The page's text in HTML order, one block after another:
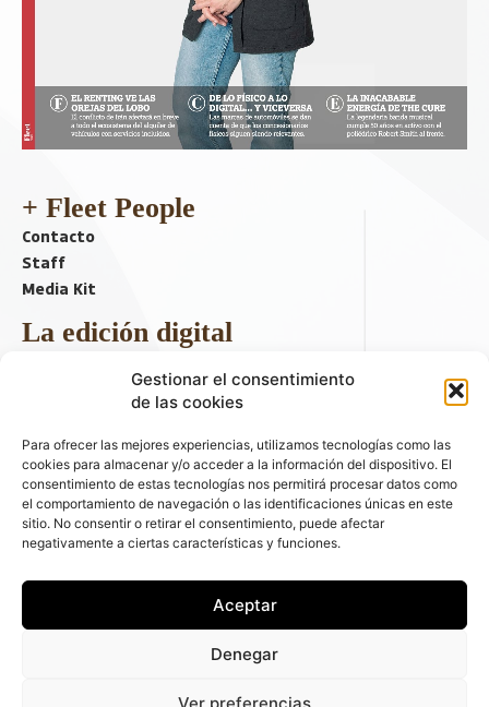
Gestionar el consentimiento
de las cookies
Para ofrecer las mejores experiencias, utilizamos tecnologías como las
cookies para almacenar y/o acceder a la información del dispositivo. El
consentimiento de estas tecnologías nos permitirá procesar datos como
el comportamiento de navegación o las identificaciones únicas en este
sitio. No consentir o retirar el consentimiento, puede afectar
negativamente a ciertas características y funciones.
Aceptar
Denegar
Ver preferencias
+ Fleet People
Contacto
Staff
Media Kit
La edición digital
Descargar último ejemplar
ir a hemeroteca
+ Contenido en redes sociales
automóviles - C/ Fernández de la Hoz 70, 1ºB - 28003 - Madrid